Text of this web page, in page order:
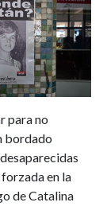
para no
bordado
en la
de Catalina